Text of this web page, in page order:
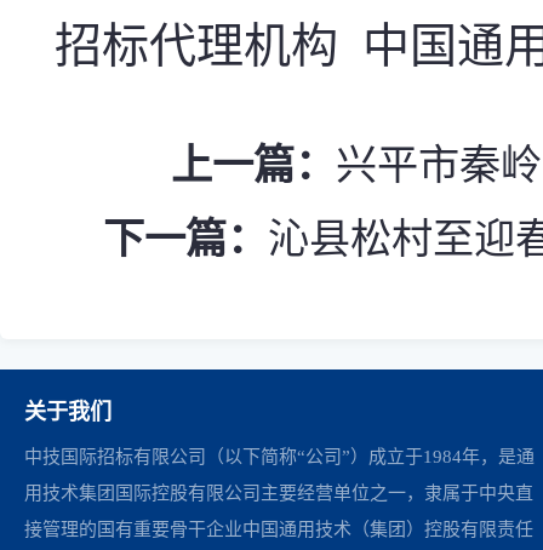
招标代理机构 中国通
上一篇： 兴平市秦
下一篇： 沁县松村至迎
关于我们
中技国际招标有限公司（以下简称“公司”）成立于1984年，是通
用技术集团国际控股有限公司主要经营单位之一，隶属于中央直
接管理的国有重要骨干企业中国通用技术（集团）控股有限责任